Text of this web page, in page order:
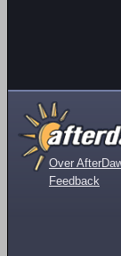
Over
Feedback